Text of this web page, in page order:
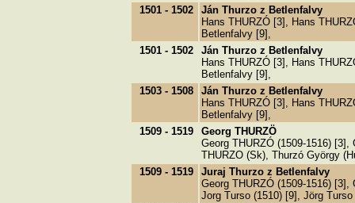
1501 - 1502
Ján Thurzo z Betlenfalvy
Hans THURZÓ [3], Hans
Betlenfalvy [9],
1501 - 1502
Ján Thurzo z Betlenfalvy
Hans THURZÓ [3], Hans
Betlenfalvy [9],
1503 - 1508
Ján Thurzo z Betlenfalvy
Hans THURZÓ [3], Hans
Betlenfalvy [9],
1509 - 1519
Georg THURZÖ
Georg THURZÓ (1509-1516)
THURZO (Sk), Thurzó György
1509 - 1519
Juraj Thurzo z Betlenfalvy
Georg THURZÓ (1509-1516)
Jorg Turso (1510) [9], Jörg